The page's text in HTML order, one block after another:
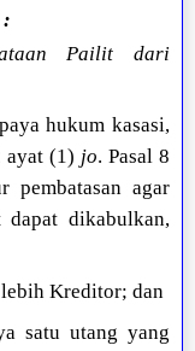
:
Pailit dari
hukum kasasi,
ayat (1) jo. Pasal 8
pembatasan agar
dapat dikabulkan,
Kreditor; dan
satu utang yang